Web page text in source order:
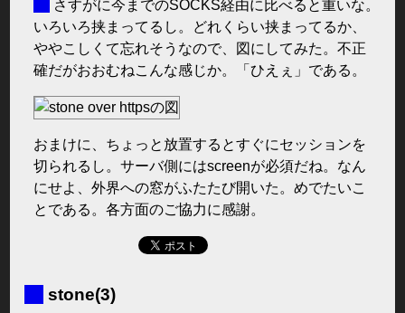
さすがに今までのSOCKS経由に比べると重いな。
いろいろ挟まってるし。どれくらい挟まってるか、
ややこしくて忘れそうなので、図にしてみた。不正
確だがおおむねこんな感じか。「ひえぇ」である。
おまけに、ちょっと放置するとすぐにセッションを
切られるし。サーバ側にはscreenが必須だね。なん
にせよ、外界への窓がふたたび開いた。めでたいこ
とである。各方面のご協力に感謝。
stone(3)